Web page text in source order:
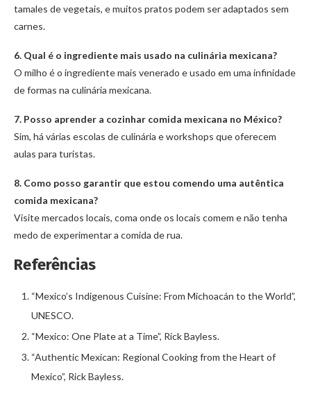
tamales de vegetais, e muitos pratos podem ser adaptados sem
carnes.
6. Qual é o ingrediente mais usado na culinária mexicana?
O milho é o ingrediente mais venerado e usado em uma infinidade
de formas na culinária mexicana.
7. Posso aprender a cozinhar comida mexicana no México?
Sim, há várias escolas de culinária e workshops que oferecem
aulas para turistas.
8. Como posso garantir que estou comendo uma autêntica
comida mexicana?
Visite mercados locais, coma onde os locais comem e não tenha
medo de experimentar a comida de rua.
Referências
“Mexico’s Indigenous Cuisine: From Michoacán to the World”,
UNESCO.
“Mexico: One Plate at a Time”, Rick Bayless.
“Authentic Mexican: Regional Cooking from the Heart of
Mexico”, Rick Bayless.